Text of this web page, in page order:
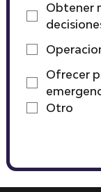
Obtener
Ofrecer
Otro